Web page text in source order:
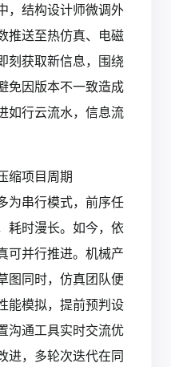
，结构设计师微调外
推送至热仿真、电磁
刻获取新信息，围绕
免因版本不一致造成
如行云流水，信息流
缩项目周期
为串行模式，前序任
耗时漫长。如今，依
可并行推进。机械产
图同时，仿真团队便
能模拟，提前预判设
沟通工具实时交流优
进，多轮次迭代在同